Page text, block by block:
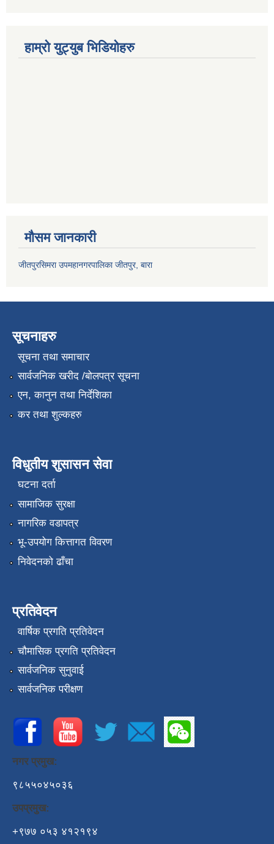
हाम्रो युट्युब भिडियोहरु
मौसम जानकारी
जीतपुरसिमरा उपमहानगरपालिका जीतपुर, बारा
सूचनाहरु
सूचना तथा समाचार
सार्वजनिक खरीद /बोलपत्र सूचना
एन, कानुन तथा निर्देशिका
कर तथा शुल्कहरु
विधुतीय शुसासन सेवा
घटना दर्ता
सामाजिक सुरक्षा
नागरिक वडापत्र
भू-उपयोग कित्तागत विवरण
निवेदनको ढाँचा
प्रतिवेदन
वार्षिक प्रगति प्रतिवेदन
चौमासिक प्रगति प्रतिवेदन
सार्वजनिक सुनुवाई
सार्वजनिक परीक्षण
नगर प्रमुख:
९८५५०४५०३६
उपप्रमुख:
+९७७ ०५३ ४१२१९४